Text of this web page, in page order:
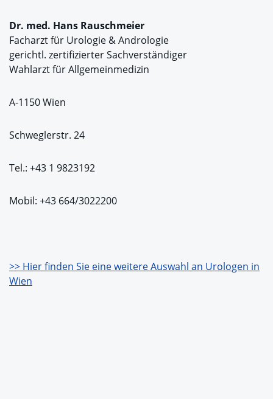
Dr. med. Hans Rauschmeier
Facharzt für Urologie & Andrologie
gerichtl. zertifizierter Sachverständiger
Wahlarzt für Allgemeinmedizin
A-1150 Wien
Schweglerstr. 24
Tel.: +43 1 9823192
Mobil: +43 664/3022200
>> Hier finden Sie eine weitere Auswahl an Urologen in
Wien